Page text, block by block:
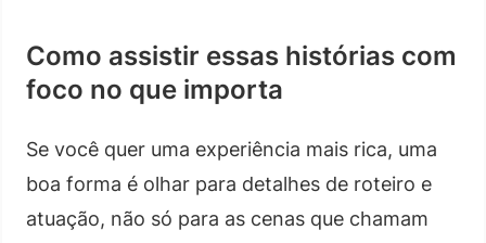
Como assistir essas histórias com
foco no que importa
Se você quer uma experiência mais rica, uma
boa forma é olhar para detalhes de roteiro e
atuação, não só para as cenas que chamam